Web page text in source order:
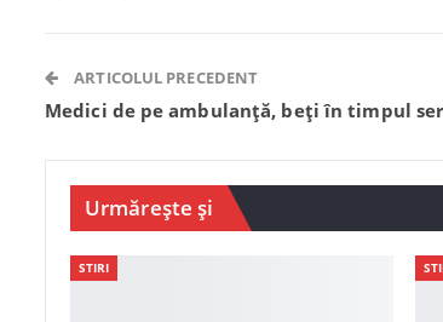
ARTICOLUL PRECEDENT
Medici de pe ambulanță, beți în timpul
Urmărește și
STIRI